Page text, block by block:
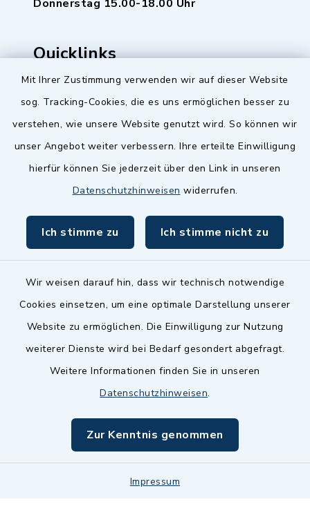
Mit Ihrer Zustimmung verwenden wir auf dieser Website
sog. Tracking-Cookies, die es uns ermöglichen besser zu
verstehen, wie unsere Website genutzt wird. So können wir
unser Angebot weiter verbessern. Ihre erteilte Einwilligung
hierfür können Sie jederzeit über den Link in unseren
Datenschutzhinweisen widerrufen.
Ich stimme zu Ich stimme nicht zu
Wir weisen darauf hin, dass wir technisch notwendige
Cookies einsetzen, um eine optimale Darstellung unserer
Website zu ermöglichen. Die Einwilligung zur Nutzung
weiterer Dienste wird bei Bedarf gesondert abgefragt.
Weitere Informationen finden Sie in unseren
Datenschutzhinweisen.
Zur Kenntnis genommen
Impressum
Donnerstag 15.00-18.00 Uhr
Quicklinks
Baupilot
Serviceportal Baden-Württemberg
Website in Leichter Sprache
Barrierefreiheit
Impressum
Sitemap